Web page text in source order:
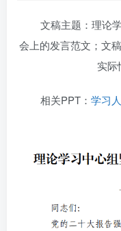
文稿主题：理论
会上的发言范文；文
实际
相关PPT： 学习